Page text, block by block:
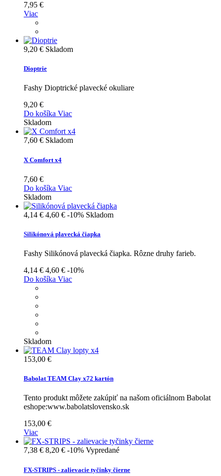
7,95 €
Viac
9,20 € Skladom
Dioptrie
Fashy Dioptrické plavecké okuliare
9,20 €
Do košíka Viac
Skladom
7,60 € Skladom
X Comfort x4
7,60 €
Do košíka Viac
Skladom
4,14 € 4,60 € -10% Skladom
Silikónová plavecká čiapka
Fashy Silikónová plavecká čiapka. Rôzne druhy farieb.
4,14 € 4,60 € -10%
Do košíka Viac
Skladom
153,00 €
Babolat TEAM Clay x72 kartón
Tento produkt môžete zakúpiť na našom oficiálnom Babolat
eshope:www.babolatslovensko.sk
153,00 €
Viac
7,38 € 8,20 € -10% Vypredané
FX-STRIPS - zalievacie tyčinky čierne